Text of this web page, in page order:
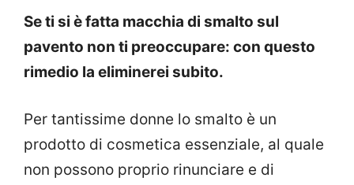
Se ti si è fatta macchia di smalto sul
pavento non ti preoccupare: con questo
rimedio la eliminerei subito.
Per tantissime donne lo smalto è un
prodotto di cosmetica essenziale, al quale
non possono proprio rinunciare e di